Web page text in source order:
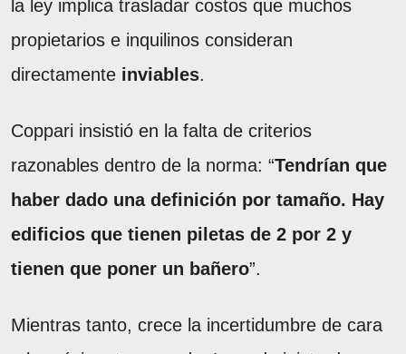
la ley implica trasladar costos que muchos
propietarios e inquilinos consideran
directamente inviables.
Coppari insistió en la falta de criterios
razonables dentro de la norma: “Tendrían que
haber dado una definición por tamaño. Hay
edificios que tienen piletas de 2 por 2 y
tienen que poner un bañero”.
Mientras tanto, crece la incertidumbre de cara